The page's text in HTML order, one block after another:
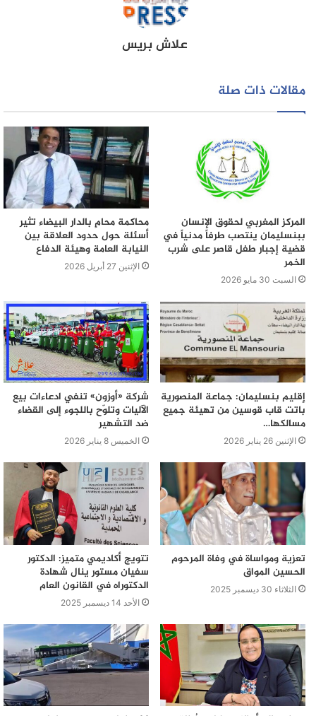
علاش بريس
مقالات ذات صلة
المركز المغربي لحقوق الإنسان
ببنسليمان ينتصب طرفاً مدنياً في
قضية إجبار طفل قاصر على شرب
الخمر
السبت 30 مايو 2026
محاكمة محامٍ بالدار البيضاء تثير
أسئلة حول حدود العلاقة بين
النيابة العامة وهيئة الدفاع
الإثنين 27 أبريل 2026
إقليم بنسليمان: جماعة المنصورية
باتت قاب قوسين من تهيئة جميع
مسالكها…
الإثنين 26 يناير 2026
شركة «أوزون» تنفي ادعاءات بيع
الآليات وتلوّح باللجوء إلى القضاء
ضد التشهير
الخميس 8 يناير 2026
تعزية ومواساة في وفاة المرحوم
الحسين المواق
الثلاثاء 30 ديسمبر 2025
تتويج أكاديمي متميز: الدكتور
سفيان مستور ينال شهادة
الدكتوراه في القانون العام
الأحد 14 ديسمبر 2025